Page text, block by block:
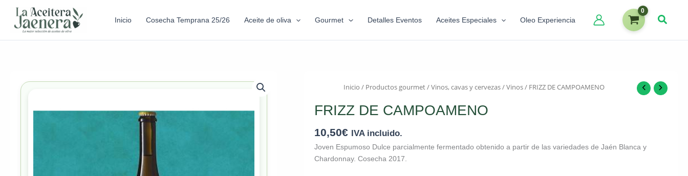
Inicio Cosecha Temprana 25/26 Aceite de oliva Gourmet Detalles Eventos Aceites Especiales Oleo Experiencia
Inicio / Productos gourmet/Vinos, cavas y cervezas/Vinos/ FRIZZ DE CAMPOAMENO
FRIZZ DE CAMPOAMENO
10,50€ IVA incluido.
Joven Espumoso Dulce parcialmente fermentado obtenido a partir de las variedades de Jaén Blanca y
Chardonnay. Cosecha 2017.